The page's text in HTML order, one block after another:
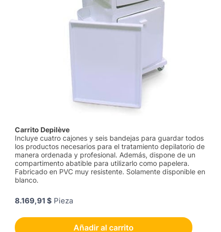
Carrito Depilève
Incluye cuatro cajones y seis bandejas para guardar todos
los productos necesarios para el tratamiento depilatorio de
manera ordenada y profesional. Además, dispone de un
compartimento abatible para utilizarlo como papelera.
Fabricado en PVC muy resistente. Solamente disponible en
blanco.
8.169,91 $ Pieza
Añadir al carrito